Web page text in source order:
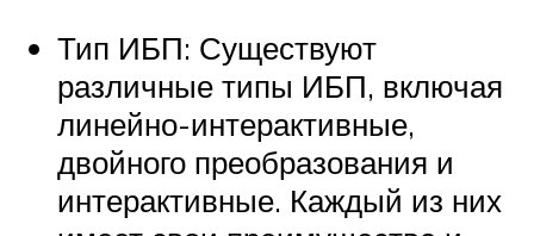
Тип ИБП: Существуют
различные типы ИБП, включая
линейно-интерактивные,
двойного преобразования и
интерактивные. Каждый из них